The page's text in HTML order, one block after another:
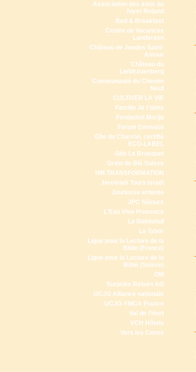
Association des amis du
foyer Roland
Bed & Breakfast
Centre de Vacances
Landersen
Château de Joudes Saint-
Amour
Château du
Liebfrauenberg
Communauté du Chemin
Neuf
CULTIVER LA VIE
Famille Je t'aime
Fondation Morija
Forum Emmaüs
Gîte du Charron, certifié
ECO-LABEL
Gite Le Brusquet
Grain de Blé Suisse
HM TRANSFORMATION
Jeremiah Tours Israël
Jeunesse ardente
JPC Séjours
L'Eau Vive Provence
Le Rimlishof
Le Tabor
Ligue pour la Lecture de la
Bible (France)
Ligue pour la Lecture de la
Bible (Suisse)
OM
Surprise Reisen AG
UCJG Alliance nationale
UCJG-YMCA France
Val de l'Hort
VCH Hôtels
Vers les Cimes